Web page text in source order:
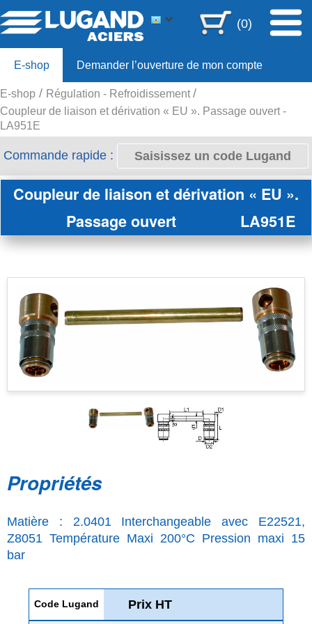
(0)
E-shop Demander l’ouverture de mon compte
Offre 80ans
E-shop
Régulation - Refroidissement
Coupleur de liaison et dérivation « EU ». Passage ouvert -
LA951E
Commande rapide :
Coupleur de liaison et dérivation « EU ».
Passage ouvert
LA951E
Propriétés
Matière : 2.0401 Interchangeable avec E22521,
Z8051 Température Maxi 200°C Pression maxi 15
bar
Code Lugand Prix HT